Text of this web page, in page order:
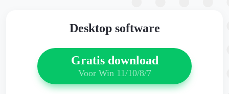
Desktop software
Gratis download
Voor Win 11/10/8/7